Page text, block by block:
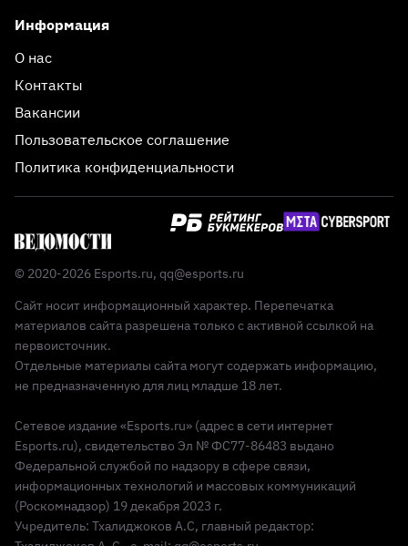
Информация
О нас
Контакты
Вакансии
Пользовательское соглашение
Политика конфиденциальности
© 2020-2026 Esports.ru, qq@esports.ru
Сайт носит информационный характер. Перепечатка
материалов сайта разрешена только с активной ссылкой на
первоисточник.
Отдельные материалы сайта могут содержать информацию,
не предназначенную для лиц младше 18 лет.
Сетевое издание «Esports.ru» (адрес в сети интернет
Esports.ru), свидетельство Эл № ФС77-86483 выдано
Федеральной службой по надзору в сфере связи,
информационных технологий и массовых коммуникаций
(Роскомнадзор) 19 декабря 2023 г.
Учредитель: Тхалиджоков А.С, главный редактор: